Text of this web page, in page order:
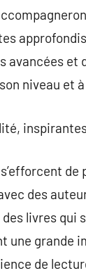
avancées
niveau et
des
livres qui
une grande
de